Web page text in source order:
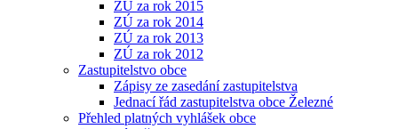
ZÚ za rok 2015
ZÚ za rok 2014
ZÚ za rok 2013
ZÚ za rok 2012
Zastupitelstvo obce
Zápisy ze zasedání zastupitelstva
Jednací řád zastupitelstva obce Železné
Přehled platných vyhlášek obce